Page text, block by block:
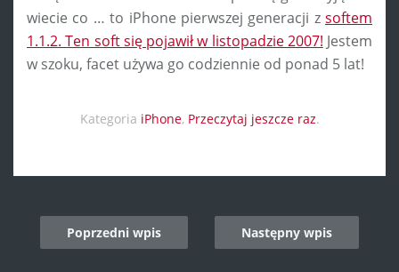
wiecie co … to iPhone pierwszej generacji z softem
1.1.2. Ten soft się pojawił w listopadzie 2007! Jestem
w szoku, facet używa go codziennie od ponad 5 lat!
Kategoria iPhone, Przeczytaj jeszcze raz.
navigation
Poprzedni wpis Następny wpis